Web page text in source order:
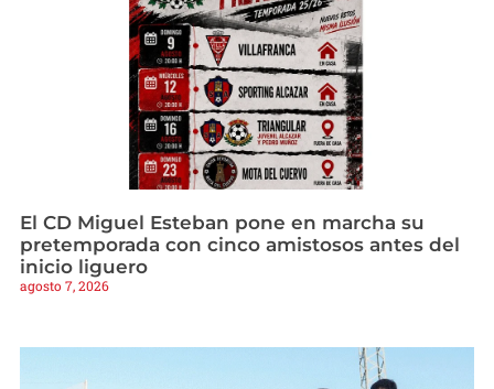
El CD Miguel Esteban pone en marcha su
pretemporada con cinco amistosos antes del
inicio liguero
agosto 7, 2026